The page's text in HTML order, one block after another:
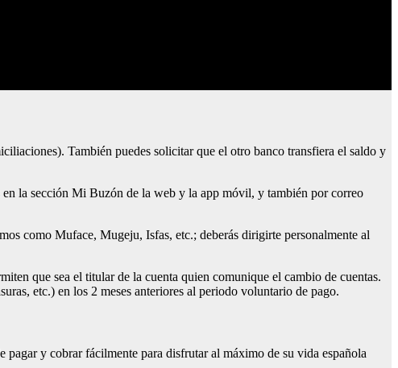
También puedes solicitar que el otro banco transfiera el saldo y
la sección Mi Buzón de la web y la app móvil, y también por correo
como Muface, Mugeju, Isfas, etc.; deberás dirigirte personalmente al
que sea el titular de la cuenta quien comunique el cambio de cuentas.
etc.) en los 2 meses anteriores al periodo voluntario de pago.
pagar y cobrar fácilmente para disfrutar al máximo de su vida española